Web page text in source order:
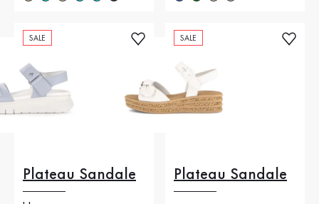
SALE
Plateau Sandale
SALE
Plateau Sandale